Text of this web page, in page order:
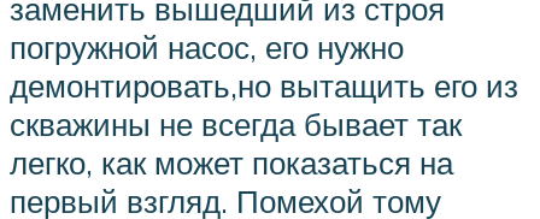
заменить вышедший из строя
погружной насос, его нужно
демонтировать,но вытащить его из
скважины не всегда бывает так
легко, как может показаться на
первый взгляд. Помехой тому